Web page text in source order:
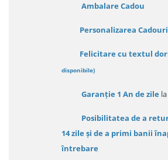
Ambalare Cadou
Personalizarea
Felicitare cu textul
disponibile)
Garanție 1 An de zile
Posibilitatea de a
14 zileși de a primi banii
întrebare